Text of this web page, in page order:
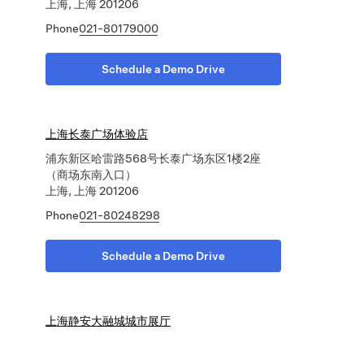
上海, 上海 201206
Phone021-80179000
Schedule a Demo Drive
上海长泰广场体验店
浦东新区哈雷路568号长泰广场东区1楼2座
（商场东南入口）
上海, 上海 201206
Phone021-80248298
Schedule a Demo Drive
上海静安大融城城市展厅